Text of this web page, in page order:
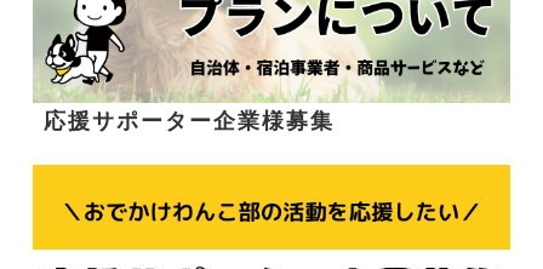
応援サポーター企業様募集